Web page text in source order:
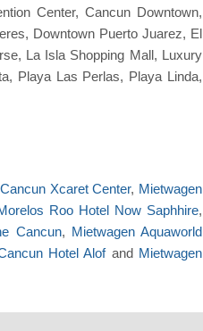
Center, Cancun Downtown,
Downtown Puerto Juarez, El
La Isla Shopping Mall, Luxury
Playa Las Perlas, Playa Linda,
Xcaret Center, Mietwagen
Roo Hotel Now Saphhire,
Cancun, Mietwagen Aquaworld
Hotel Alofand Mietwagen